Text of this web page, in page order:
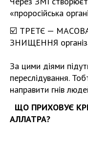
«проросійська
☑️ ТРЕТЄ —
ЗНИЩЕННЯ
За цими діями
переслідування.
направити гнів
ЩО ПРИХОВУЄ
АЛЛАТРА?